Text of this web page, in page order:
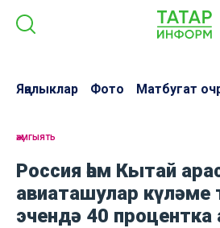
Яңалыклар Фото Матбугат
җәмгыять
Россия һәм Кытай
авиаташулар күләме
эчендә 40 процентка